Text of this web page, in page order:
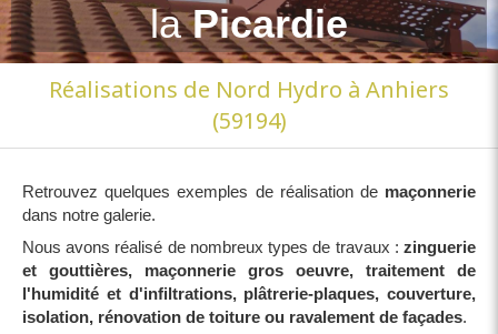
laPicardie
Réalisations de Nord Hydro à Anhiers
(59194)
Retrouvez quelques exemples de réalisation de maçonnerie
dans notre galerie.
Nous avons réalisé de nombreux types de travaux : zinguerie
et gouttières, maçonnerie gros oeuvre, traitement de
l'humidité et d'infiltrations, plâtrerie-plaques, couverture,
isolation, rénovation de toiture ou ravalement de façades.